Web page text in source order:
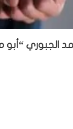
الجبوري